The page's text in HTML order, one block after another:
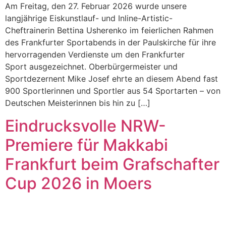
Am Freitag, den 27. Februar 2026 wurde unsere
langjährige Eiskunstlauf- und Inline-Artistic-
Cheftrainerin Bettina Usherenko im feierlichen Rahmen
des Frankfurter Sportabends in der Paulskirche für ihre
hervorragenden Verdienste um den Frankfurter
Sport ausgezeichnet. Oberbürgermeister und
Sportdezernent Mike Josef ehrte an diesem Abend fast
900 Sportlerinnen und Sportler aus 54 Sportarten – von
Deutschen Meisterinnen bis hin zu […]
Eindrucksvolle NRW-
Premiere für Makkabi
Frankfurt beim Grafschafter
Cup 2026 in Moers